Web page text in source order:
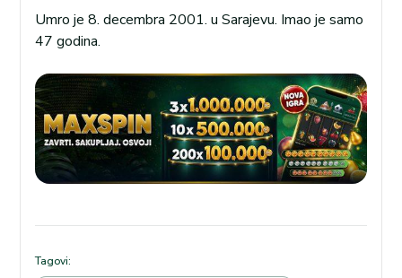
Umro je 8. decembra 2001. u Sarajevu. Imao je samo
47 godina.
Tagovi: